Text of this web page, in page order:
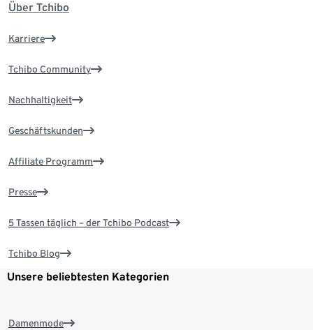
Über Tchibo
Karriere
Tchibo Community
Nachhaltigkeit
Geschäftskunden
Affiliate Programm
Presse
5 Tassen täglich – der Tchibo Podcast
Tchibo Blog
Unsere beliebtesten Kategorien
Damenmode